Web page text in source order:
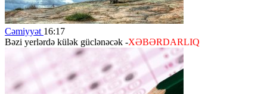
Cəmiyyət 16:17
Bəzi yerlərdə külək güclənəcək -XƏBƏRDARLIQ